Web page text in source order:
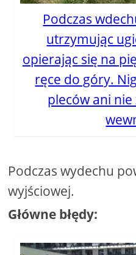
Podczas
utrzymując
opierając się na
ręce do góry.
pleców ani
Podczas wydechu
wyjściowej.
Główne błędy: